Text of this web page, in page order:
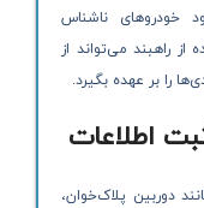
خودروهای ناشناس
راهبند می‌تواند از
را بر عهده بگیرد.
اطلاعات
دوربین پلاک‌خوان،